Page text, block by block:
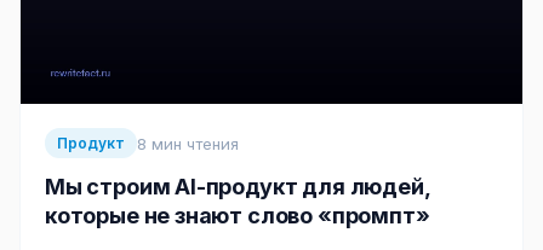
Продукт 8 мин чтения
Мы строим AI-продукт для людей,
которые не знают слово «промпт»